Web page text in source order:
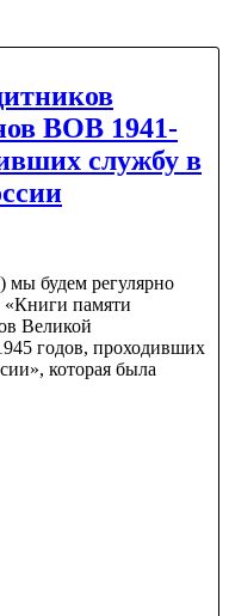
ВОВ 1941-
службу в
мы будем регулярно
памяти
Великой
годов, проходивших
которая была